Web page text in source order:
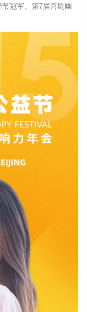
冠军、第7届喜剧幽